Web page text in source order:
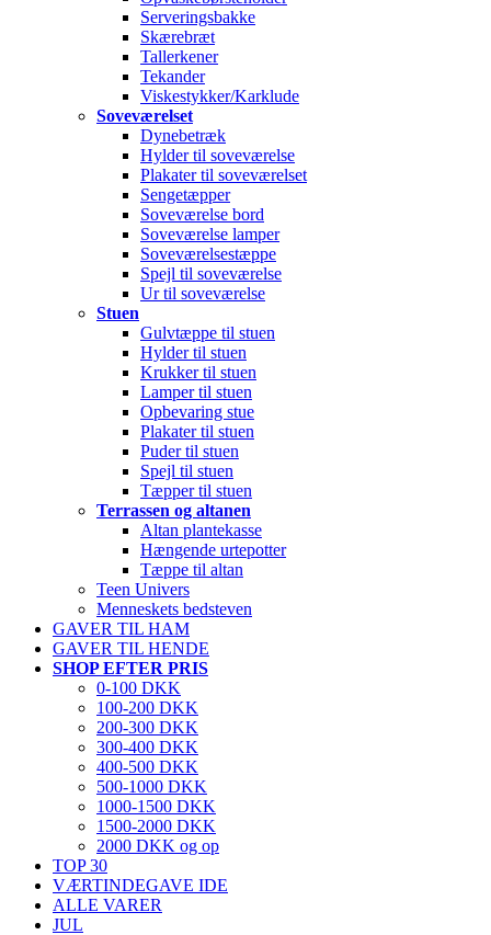
Serveringsbakke
Skærebræt
Tallerkener
Tekander
Viskestykker/Karklude
Soveværelset
Dynebetræk
Hylder til soveværelse
Plakater til soveværelset
Sengetæpper
Soveværelse bord
Soveværelse lamper
Soveværelsestæppe
Spejl til soveværelse
Ur til soveværelse
Stuen
Gulvtæppe til stuen
Hylder til stuen
Krukker til stuen
Lamper til stuen
Opbevaring stue
Plakater til stuen
Puder til stuen
Spejl til stuen
Tæpper til stuen
Terrassen og altanen
Altan plantekasse
Hængende urtepotter
Tæppe til altan
Teen Univers
Menneskets bedsteven
GAVER TIL HAM
GAVER TIL HENDE
SHOP EFTER PRIS
0-100 DKK
100-200 DKK
200-300 DKK
300-400 DKK
400-500 DKK
500-1000 DKK
1000-1500 DKK
1500-2000 DKK
2000 DKK og op
TOP 30
VÆRTINDEGAVE IDE
ALLE VARER
JUL